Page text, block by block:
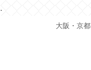
.
大阪・京